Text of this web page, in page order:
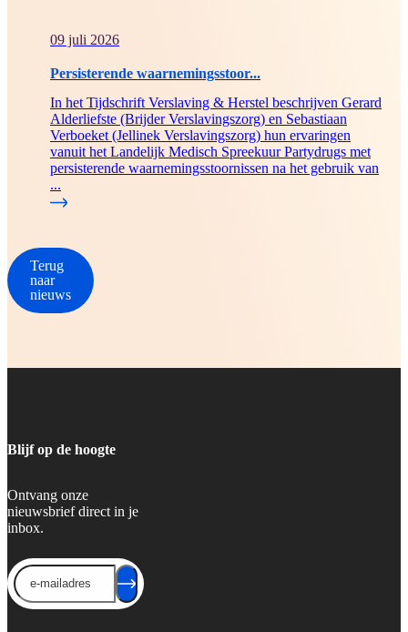
09 juli 2026
Persisterende waarnemingsstoor...
In het Tijdschrift Verslaving & Herstel beschrijven Gerard
Alderliefste (Brijder Verslavingszorg) en Sebastiaan
Verboeket (Jellinek Verslavingszorg) hun ervaringen
vanuit het Landelijk Medisch Spreekuur Partydrugs met
persisterende waarnemingsstoornissen na het gebruik van
...
Terug
naar
nieuws
Blijf op de hoogte
Ontvang onze
nieuwsbrief direct in je
inbox.